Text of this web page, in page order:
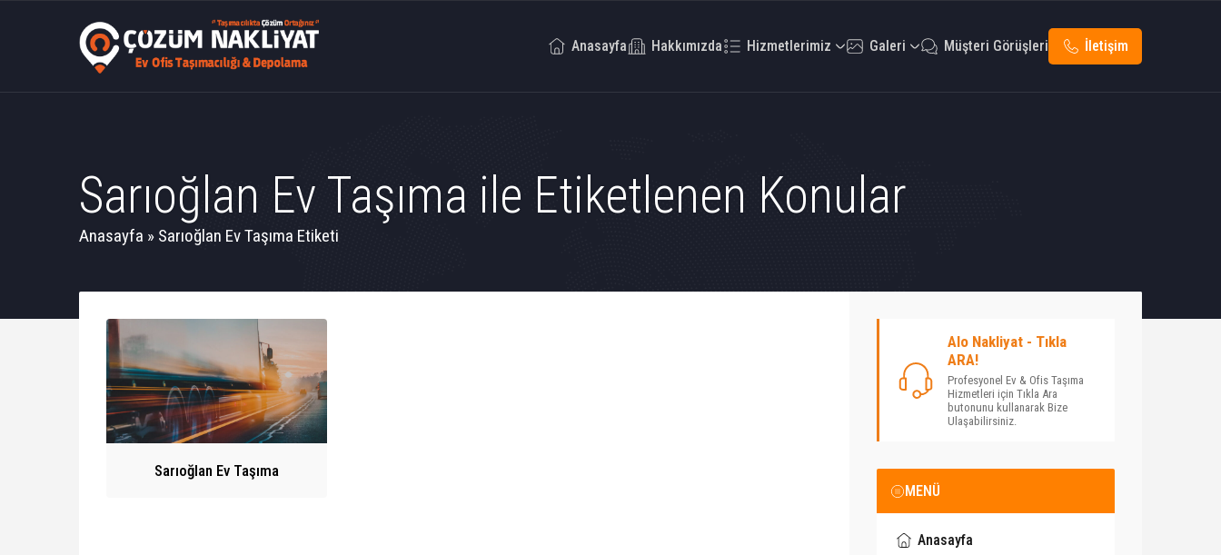
Anasayfa Hakkımızda Hizmetlerimiz Galeri Müşteri Görüşleri İletişim
Sarıoğlan Ev Taşıma ile Etiketlenen Konular
Anasayfa » Sarıoğlan Ev Taşıma Etiketi
Sarıoğlan Ev Taşıma
Alo Nakliyat - Tıkla
ARA!
Profesyonel Ev & Ofis Taşıma
Hizmetleri için Tıkla Ara
butonunu kullanarak Bize
Ulaşabilirsiniz.
MENÜ
Anasayfa